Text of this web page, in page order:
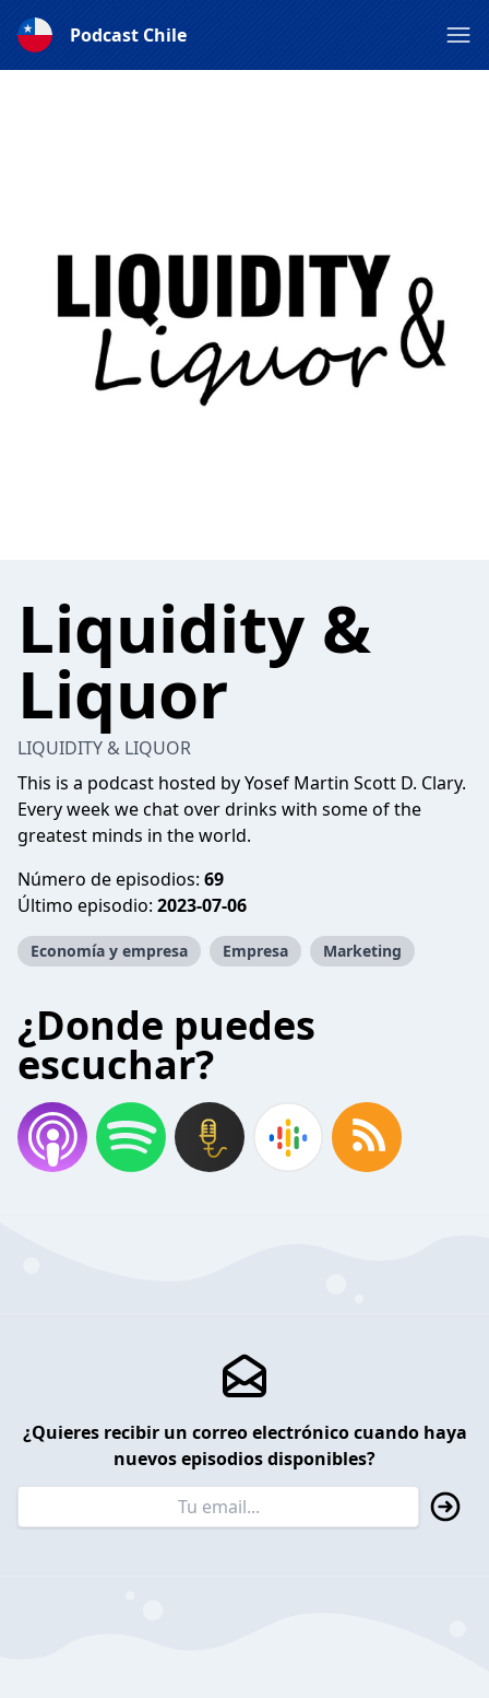
Podcast Chile
Liquidity &
Liquor
LIQUIDITY & LIQUOR
This is a podcast hosted by Yosef Martin Scott D. Clary.
Every week we chat over drinks with some of the
greatest minds in the world.
Número de episodios: 69
Último episodio: 2023-07-06
Economía y empresa Empresa Marketing
¿Donde puedes
escuchar?
¿Quieres recibir un correo electrónico cuando haya
nuevos episodios disponibles?